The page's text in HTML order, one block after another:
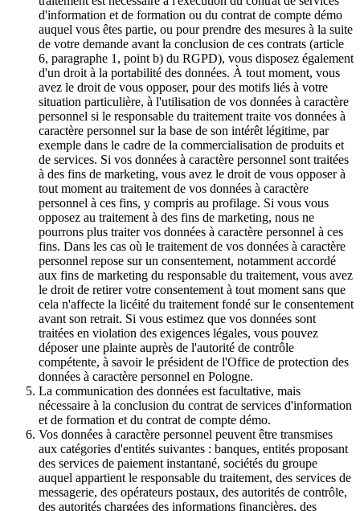
d'information et de formation ou du contrat de compte démo
auquel vous êtes partie, ou pour prendre des mesures à la suite
de votre demande avant la conclusion de ces contrats (article
6, paragraphe 1, point b) du RGPD), vous disposez également
d'un droit à la portabilité des données. À tout moment, vous
avez le droit de vous opposer, pour des motifs liés à votre
situation particulière, à l'utilisation de vos données à caractère
personnel si le responsable du traitement traite vos données à
caractère personnel sur la base de son intérêt légitime, par
exemple dans le cadre de la commercialisation de produits et
de services. Si vos données à caractère personnel sont traitées
à des fins de marketing, vous avez le droit de vous opposer à
tout moment au traitement de vos données à caractère
personnel à ces fins, y compris au profilage. Si vous vous
opposez au traitement à des fins de marketing, nous ne
pourrons plus traiter vos données à caractère personnel à ces
fins. Dans les cas où le traitement de vos données à caractère
personnel repose sur un consentement, notamment accordé
aux fins de marketing du responsable du traitement, vous avez
le droit de retirer votre consentement à tout moment sans que
cela n'affecte la licéité du traitement fondé sur le consentement
avant son retrait. Si vous estimez que vos données sont
traitées en violation des exigences légales, vous pouvez
déposer une plainte auprès de l'autorité de contrôle
compétente, à savoir le président de l'Office de protection des
données à caractère personnel en Pologne.
La communication des données est facultative, mais
nécessaire à la conclusion du contrat de services d'information
et de formation et du contrat de compte démo.
Vos données à caractère personnel peuvent être transmises
aux catégories d'entités suivantes : banques, entités proposant
des services de paiement instantané, sociétés du groupe
auquel appartient le responsable du traitement, des services de
messagerie, des opérateurs postaux, des autorités de contrôle,
des autorités chargées des informations financières, des